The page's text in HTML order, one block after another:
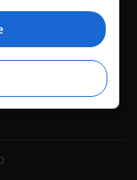
Privacybeleid
Contact
het sitemenu naar
in te trekken via de